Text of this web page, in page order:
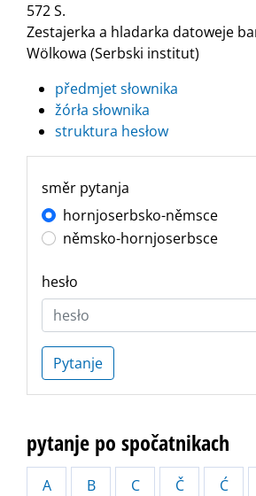
572 S.
Zestajerka a hladarka datoweje
Wölkowa (Serbski institut)
předmjet słownika
žórła słownika
struktura hesłow
směr pytanja
hornjoserbsko-němsce
němsko-hornjoserbsce
hesło
Pytanje
pytanje po spočatnikach
A B C Č Ć